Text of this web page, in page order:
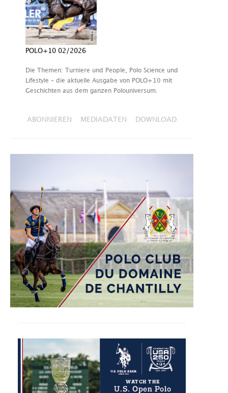
POLO+10 02/2026
Die Themen: Turniere und People, Polo Science und
Lifestyle – die aktuelle Ausgabe von POLO+10 mit
Geschichten aus dem ganzen Polouniversum.
ABONNIEREN MEDIADATEN DOWNLOAD